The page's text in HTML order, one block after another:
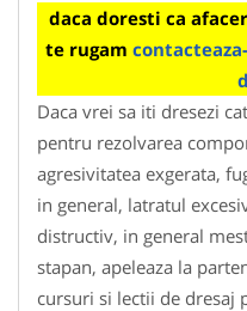
daca doresti ca
te rugam
Daca vrei sa iti dresezi
pentru rezolvarea
agresivitatea exgerata,
in general, latratul
distructiv, in general
stapan, apeleaza la
cursuri si lectii de dresaj